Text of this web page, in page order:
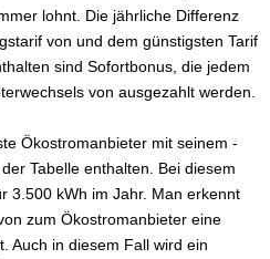
lohnt. Die jährliche Differenz
von und dem günstigsten Tarif
sind Sofortbonus, die jedem
von ausgezahlt werden.
Ökostromanbieter mit seinem -
Tabelle enthalten. Bei diesem
3.500 kWh im Jahr. Man erkennt
zum Ökostromanbieter eine
Auch in diesem Fall wird ein